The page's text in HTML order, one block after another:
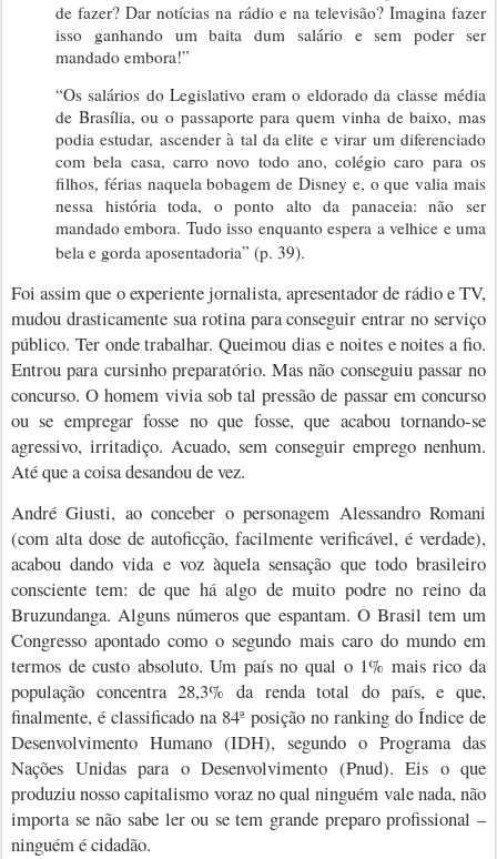
de fazer? Dar notícias na rádio e na televisão? Imagina fazer
isso ganhando um baita dum salário e sem poder ser
mandado embora!”
“Os salários do Legislativo eram o eldorado da classe média
de Brasília, ou o passaporte para quem vinha de baixo, mas
podia estudar, ascender à tal da elite e virar um diferenciado
com bela casa, carro novo todo ano, colégio caro para os
filhos, férias naquela bobagem de Disney e, o que valia mais
nessa história toda, o ponto alto da panaceia: não ser
mandado embora. Tudo isso enquanto espera a velhice e uma
bela e gorda aposentadoria” (p. 39).
Foi assim que o experiente jornalista, apresentador de rádio e TV,
mudou drasticamente sua rotina para conseguir entrar no serviço
público. Ter onde trabalhar. Queimou dias e noites e noites a fio.
Entrou para cursinho preparatório. Mas não conseguiu passar no
concurso.O homem vivia sob tal pressão de passar em concurso
ou se empregar fosse no que fosse, que acabou tornando-se
agressivo, irritadiço. Acuado, sem conseguir emprego nenhum.
Até que a coisa desandou de vez.
André Giusti, ao conceber o personagem Alessandro Romani
(com alta dose de autoficção, facilmente verificável, é verdade),
acabou dando vida e voz àquela sensação que todo brasileiro
consciente tem: de que há algo de muito podre no reino da
Bruzundanga. Alguns números que espantam. O Brasil tem um
Congresso apontado como o segundo mais caro do mundo em
termos de custo absoluto. Um país no qual o1% mais rico da
população concentra 28,3% da renda total do país, e que,
finalmente, é classificado na 84ª posição no ranking do Índice de
Desenvolvimento Humano (IDH), segundo o Programa das
Nações Unidas para o Desenvolvimento (Pnud). Eis o que
produziu nosso capitalismo voraz no qual ninguém vale nada, não
importa se não sabe ler ou se tem grande preparo profissional –
ninguém é cidadão.